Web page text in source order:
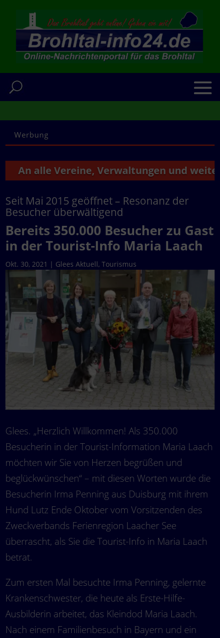
Werbung
alle Vereine, Verwaltungen und weitere
Seit Mai 2015 geöffnet – Resonanz der
Besucher überwältigend
Bereits 350.000 Besucher zu Gast
in der Tourist-Info Maria Laach
Okt. 30, 2021 | Glees Aktuell, Tourismus
Glees. „Herzlich Willkommen! Als 350.000
Besucherin in der Tourist-Information Maria Laach
möchten wir Sie von Herzen begrüßen und
beglückwünschen“ – mit diesen Worten wurde die
Besucherin Irma Penning aus Duisburg mit ihrem
Hund Lutz Ende Oktober vom Vorsitzenden des
Zweckverbands Ferienregion Laacher See
überrascht, als Sie die Tourist-Info in Maria Laach
betrat.
Zum ersten Mal besuchte Irma Penning, gelernte
Krankenschwester, die heute als Erste-Hilfe-
Ausbilderin arbeitet, das Kleindod Maria Laach.
Nach einem Familienbesuch in Bayern und ein